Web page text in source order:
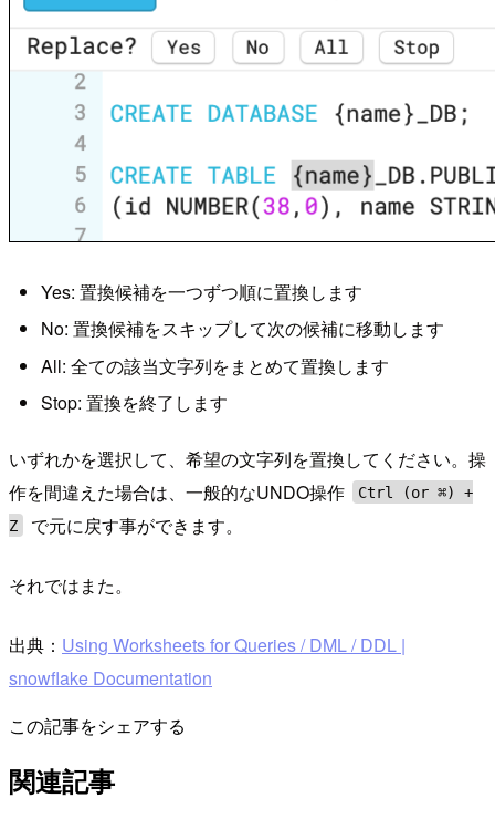
Yes: 置換候補を一つずつ順に置換します
No: 置換候補をスキップして次の候補に移動します
All: 全ての該当文字列をまとめて置換します
Stop: 置換を終了します
いずれかを選択して、希望の文字列を置換してください。操
作を間違えた場合は、一般的なUNDO操作
Ctrl (or ⌘) +
Z
で元に戻す事ができます。
それではまた。
出典： Using Worksheets for Queries / DML / DDL |
snowflake Documentation
この記事をシェアする
関連記事